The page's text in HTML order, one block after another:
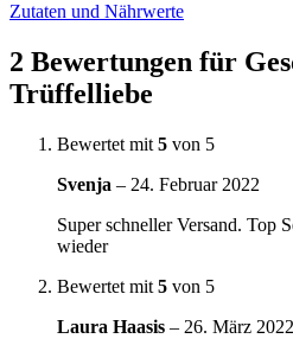
Zutaten und Nährwerte
2 Bewertungen für
Trüffelliebe
Bewertet mit 5 von 5
Svenja – 24. Februar 2022
Super schneller Versand. Top
wieder
Bewertet mit 5 von 5
Laura Haasis – 26. März 2022